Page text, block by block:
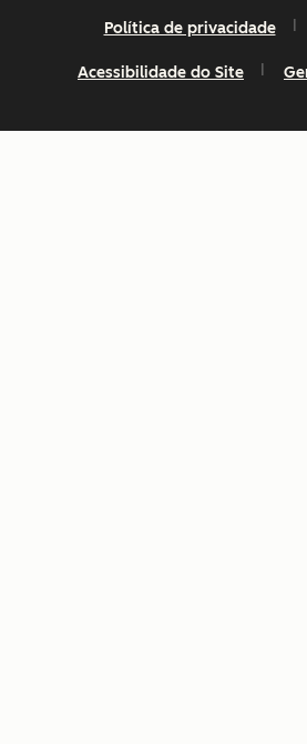
Política de privacidade
Acessibilidade do Site